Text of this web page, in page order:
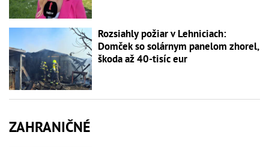
Rozsiahly požiar v Lehniciach:
Domček so solárnym panelom zhorel,
škoda až 40-tisíc eur
ZAHRANIČNÉ